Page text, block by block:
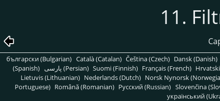
11.
български (Bulgarian) Català (Catalan) Čeština (Czech) Dansk (Danish)
(Spanish)
پارسی (Persian) Suomi (Finnish) Français (French)
Lietuvis (Lithuanian) Nederlands (Dutch) Norsk Nynorsk
Portuguese) Română (Romanian) Pусский (Russian) Slovenčina
український